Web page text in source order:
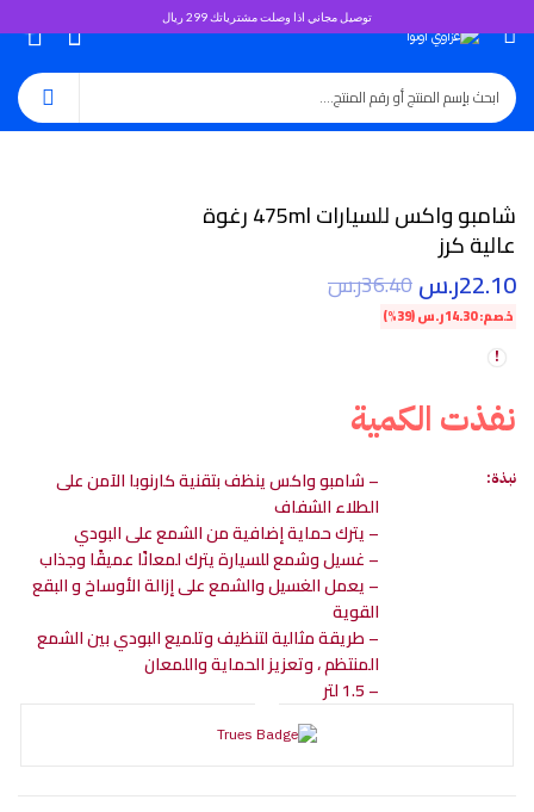
توصيل مجاني اذا وصلت مشترياتك 299 ريال
شامبو واكس للسيارات 475ml رغوة
عالية كرز
22.10ر.س36.40ر.س
خصم:14.30ر.س(39%)
نفذت الكمية
نبذة:
– شامبو واكس ينظف بتقنية كارنوبا الآمن على
الطلاء الشفاف
– يترك حماية إضافية من الشمع على البودي
– غسيل وشمع للسيارة يترك لمعانًا عميقًا وجذاب
– يعمل الغسيل والشمع على إزالة الأوساخ و البقع
القوية
– طريقة مثالية لتنظيف وتلميع البودي بين الشمع
المنتظم ، وتعزيز الحماية واللمعان
– 1.5 لتر